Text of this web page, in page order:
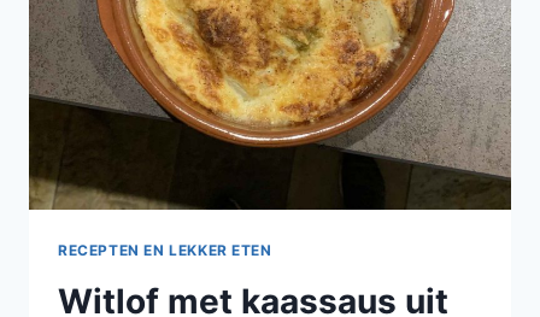
RECEPTEN EN LEKKER ETEN
Witlof met kaassaus uit